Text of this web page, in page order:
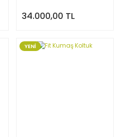
34.000,00 TL
YENİ